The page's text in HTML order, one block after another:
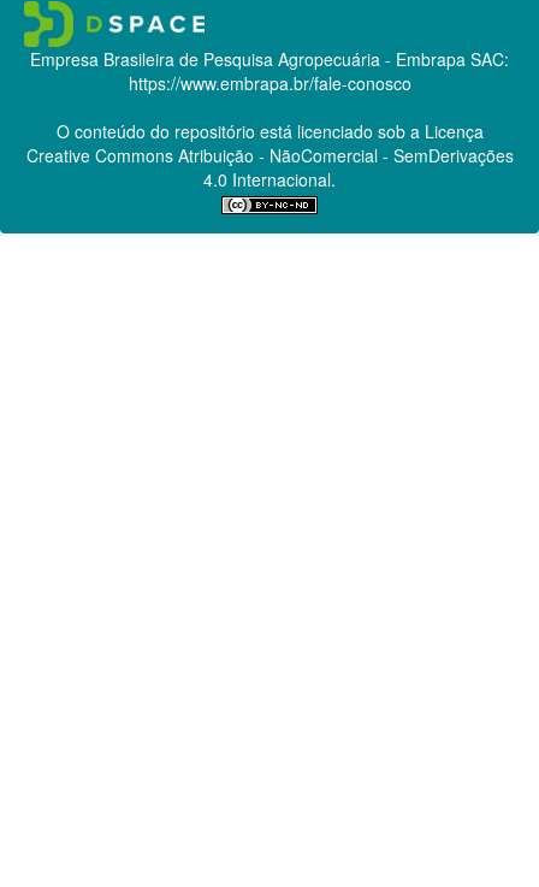
Empresa Brasileira de Pesquisa Agropecuária - Embrapa SAC:
https://www.embrapa.br/fale-conosco
O conteúdo do repositório está licenciado sob a Licença
Creative CommonsAtribuição - NãoComercial - SemDerivações
4.0 Internacional.